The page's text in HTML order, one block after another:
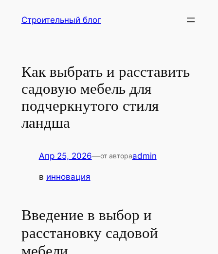
Строительный блог
Как выбрать и расставить
садовую мебель для
подчеркнутого стиля
ландша
Апр 25, 2026—от автораadmin
в инновация
Введение в выбор и
расстановку садовой